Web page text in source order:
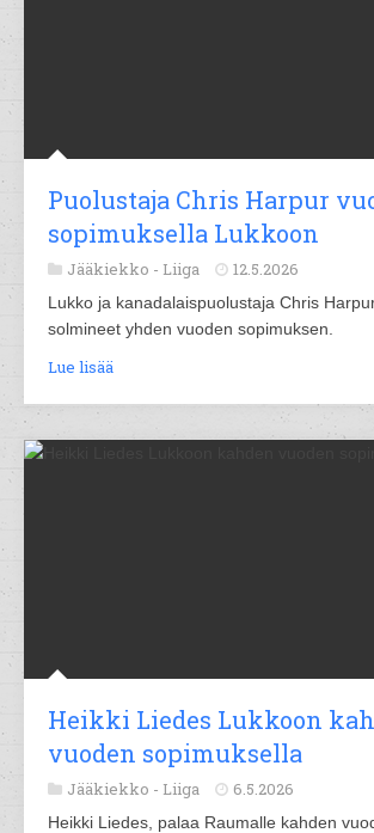
Puolustaja Chris Harpur
sopimuksella Lukkoon
Jääkiekko - Liiga 12.5.2026
Lukko ja kanadalaispuolustaja Chris
solmineet yhden vuoden sopimuksen.
Lue lisää
Heikki Liedes Lukkoon
vuoden sopimuksella
Jääkiekko - Liiga 6.5.2026
Heikki Liedes, palaa Raumalle kahden